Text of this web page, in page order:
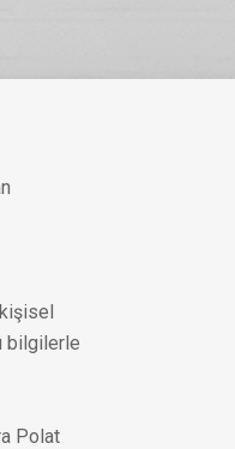
bilgilerle
Polat